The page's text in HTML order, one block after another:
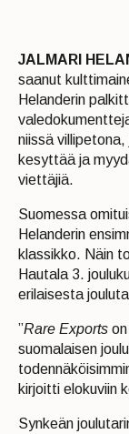
JALMARI
saanut
Helanderin
niissä
kesyttää ja
viettäjiä.
Suomessa
Helanderin
klassikko. Näin
Hautala 3.
erilaisesta
”Rare Exports
suomalaisen
kirjoitti elokuviin
Synkeän